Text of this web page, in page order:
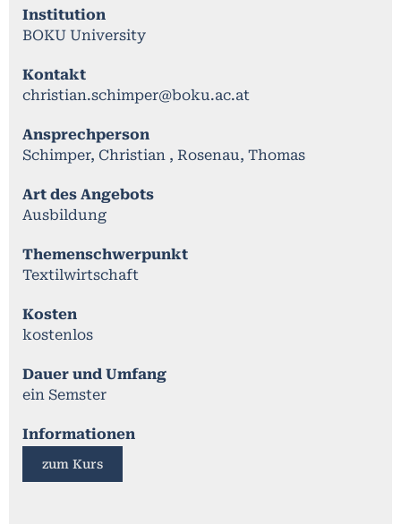
Institution
BOKU University
Kontakt
christian.schimper@boku.ac.at
Ansprechperson
Schimper, Christian , Rosenau, Thomas
Art des Angebots
Ausbildung
Themenschwerpunkt
Textilwirtschaft
Kosten
kostenlos
Dauer und Umfang
ein Semster
Informationen
zum Kurs